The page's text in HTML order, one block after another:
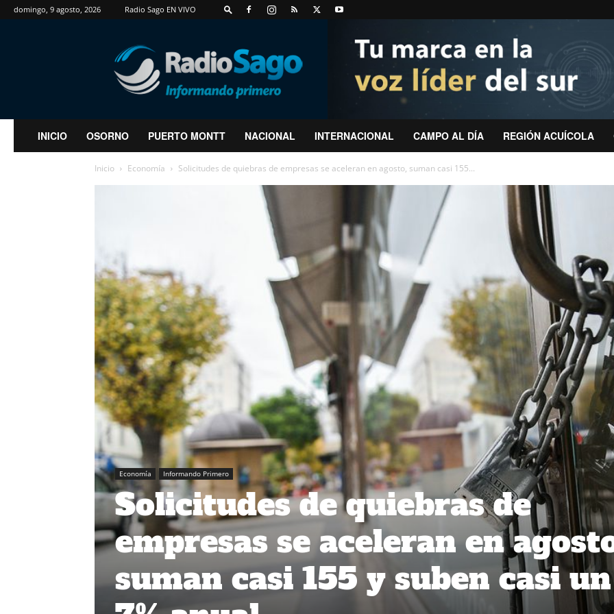
domingo, 9 agosto, 2026 Radio Sago EN VIVO
RadioSago
INICIO OSORNO PUERTO MONTT NACIONAL INTERNACIONAL CAMPO AL DÍA REGIÓN ACUÍCOLA
Inicio Economía Solicitudes de quiebras de empresas se aceleran en agosto, suman casi 155...
Economía Informando Primero
Solicitudes de quiebras de
empresas se aceleran en
suman casi 155 y suben casi un